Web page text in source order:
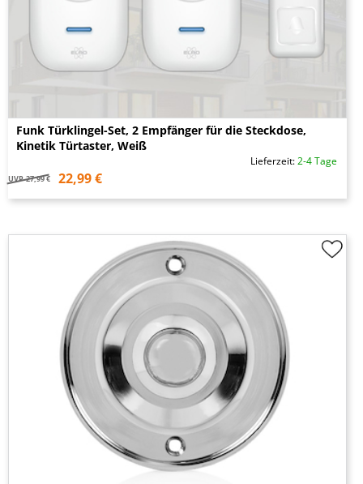
Funk Türklingel-Set, 2 Empfänger für die Steckdose,
Kinetik Türtaster, Weiß
Lieferzeit:2-4 Tage
UVP 27,99 € 22,99 €